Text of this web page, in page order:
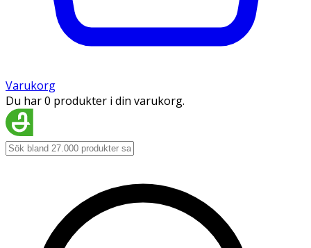
Varukorg
Du har 0 produkter i din varukorg.